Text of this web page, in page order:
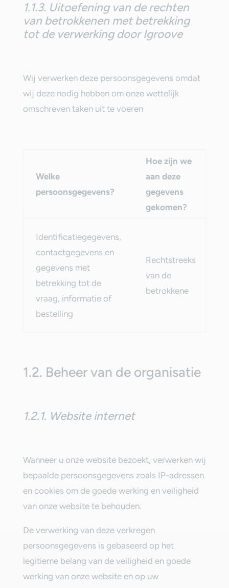
1.1.3. Uitoefening van de rechten
van betrokkenen met betrekking
tot de verwerking door Igroove
‎Wij verwerken deze persoonsgegevens omdat
wij deze nodig hebben om onze wettelijk
omschreven taken uit te voeren‎
Welke
persoonsgegevens?‎
Hoe zijn we
aan deze
gegevens
gekomen?‎
Identificatiegegevens,
contactgegevens en
gegevens met
betrekking tot de
vraag, informatie of
bestelling‎
Rechtstreeks
van de
betrokkene‎
‎1.2. Beheer van de organisatie‎
‎1.2.1. Website internet‎
‎Wanneer u onze website bezoekt, verwerken wij
bepaalde persoonsgegevens zoals IP-adressen
en cookies om de goede werking en veiligheid
van onze website te behouden.‎
‎De verwerking van deze verkregen
persoonsgegevens is gebaseerd op het
legitieme belang van de veiligheid en goede
werking van onze website en op uw